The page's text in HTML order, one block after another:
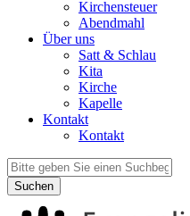
Kirchensteuer
Abendmahl
Über uns
Satt & Schlau
Kita
Kirche
Kapelle
Kontakt
Kontakt
Suchen